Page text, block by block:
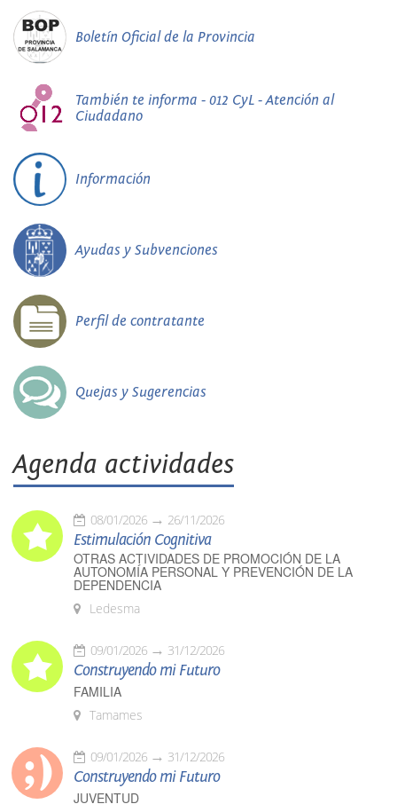
Boletín Oficial de la Provincia
También te informa - 012 CyL - Atención al
Ciudadano
Información
Ayudas y Subvenciones
Perfil de contratante
Quejas y Sugerencias
Agenda actividades
08/01/2026 26/11/2026
Estimulación Cognitiva
OTRAS ACTIVIDADES DE PROMOCIÓN DE LA
AUTONOMÍA PERSONAL Y PREVENCIÓN DE LA
DEPENDENCIA
Ledesma
09/01/2026 31/12/2026
Construyendo mi Futuro
FAMILIA
Tamames
09/01/2026 31/12/2026
Construyendo mi Futuro
JUVENTUD